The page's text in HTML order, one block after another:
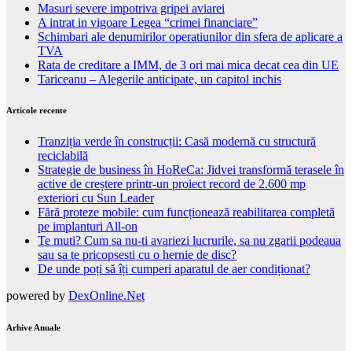
Masuri severe impotriva gripei aviarei
A intrat in vigoare Legea “crimei financiare”
Schimbari ale denumirilor operatiunilor din sfera de aplicare a
TVA
Rata de creditare a IMM, de 3 ori mai mica decat cea din UE
Tariceanu – Alegerile anticipate, un capitol inchis
Articole recente
Tranziția verde în construcții: Casă modernă cu structură
reciclabilă
Strategie de business în HoReCa: Jidvei transformă terasele în
active de creștere printr-un proiect record de 2.600 mp
exteriori cu Sun Leader
Fără proteze mobile: cum funcționează reabilitarea completă
pe implanturi All-on
Te muti? Cum sa nu-ti avariezi lucrurile, sa nu zgarii podeaua
sau sa te pricopsesti cu o hernie de disc?
De unde poți să îți cumperi aparatul de aer condiționat?
powered by DexOnline.Net
Arhive Anuale